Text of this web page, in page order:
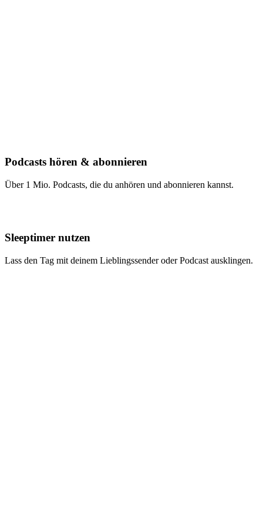
Podcasts hören & abonnieren
Über 1 Mio. Podcasts, die du anhören und abonnieren kannst.
Sleeptimer nutzen
Lass den Tag mit deinem Lieblingssender oder Podcast ausklingen.